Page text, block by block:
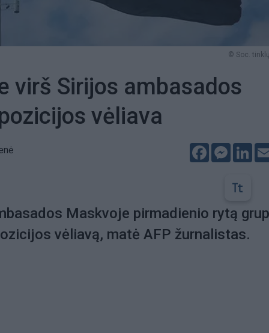
© Soc.
virš Sirijos ambasados
vėliava
Facebook
Maskvoje pirmadienio rytą
vėliavą, matė AFP žurnalistas.